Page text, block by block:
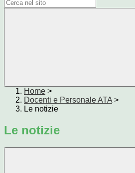
Home >
Docenti e Personale ATA >
Le notizie
Le notizie